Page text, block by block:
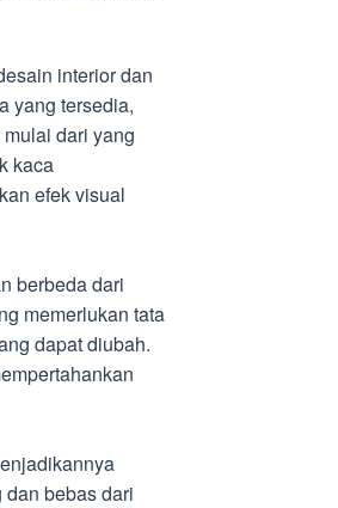
interior dan
yang tersedia,
dari yang
kaca
efek visual
berbeda dari
memerlukan tata
dapat diubah.
bebas dari